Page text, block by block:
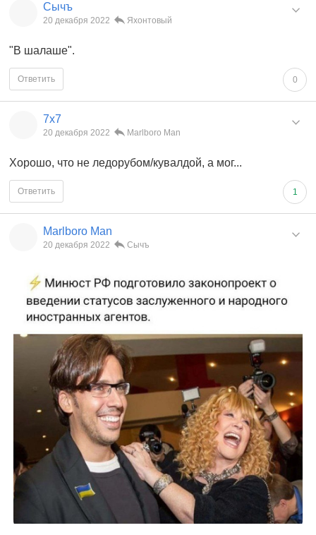
Сычъ
20 декабря 2022 Яхонтовый
"В шалаше".
0
Ответить
7x7
20 декабря 2022 Marlboro Man
Хорошо, что не ледорубом/кувалдой, а мог...
1
Ответить
Marlboro Man
20 декабря 2022 Сычъ